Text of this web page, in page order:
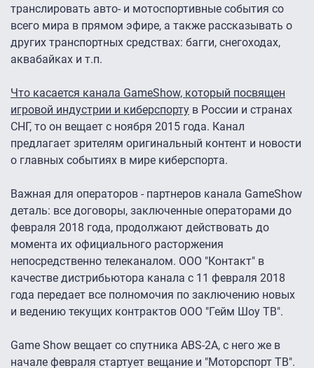
транслировать авто- и мотоспортивные события со
всего мира в прямом эфире, а также рассказывать о
других транспортных средствах: багги, снегоходах,
аквабайках и т.п.
Что касается канала GameShow, который посвящен
игровой индустрии и киберспорту в России и странах
СНГ, то он вещает с ноября 2015 года. Канал
предлагает зрителям оригинальный контент и новости
о главных событиях в мире киберспорта.
Важная для операторов - партнеров канала GameShow
деталь: все договоры, заключенные операторами до
февраля 2018 года, продолжают действовать до
момента их официального расторжения
непосредственно телеканалом. ООО "Контакт" в
качестве дистрибьютора канала с 11 февраля 2018
года передает все полномочия по заключению новых
и ведению текущих контрактов ООО "Гейм Шоу ТВ".
Game Show вещает со спутника ABS-2A, с него же в
начале февраля стартует вещание и "Моторспорт ТВ".